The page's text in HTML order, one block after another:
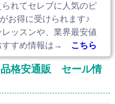
れてセレブに人気のピ
お得に受けられます♪
ッスンや、業界最安値
すすめ情報は→
こちら
品格安通販 セール情